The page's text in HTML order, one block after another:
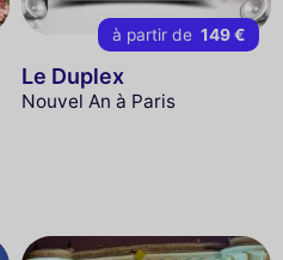
à partir de 149 €
Le Duplex
Nouvel An à Paris